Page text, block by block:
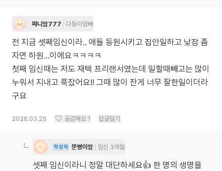
쨔니맘777 다둥이엄빠
전 지금 셋째임신이라.. 애들 등원시키고 집안일하고 낮잠 좀
자면 하원...이에요ㅋㅋㅋㅋ
첫째 임신때는 저도 재택 프리랜서였는데 일할때빼고는 많이
누워서 지내고 푹잤어요!! 그때 많이 잔게 너무 잘한일이더라
구요
2026.03.25 공감해요 1 답글달기
작성자 뚠빵이맘 임신 3개월
셋째 임신이라니 정말 대단하세요👍 한 명의 생명을